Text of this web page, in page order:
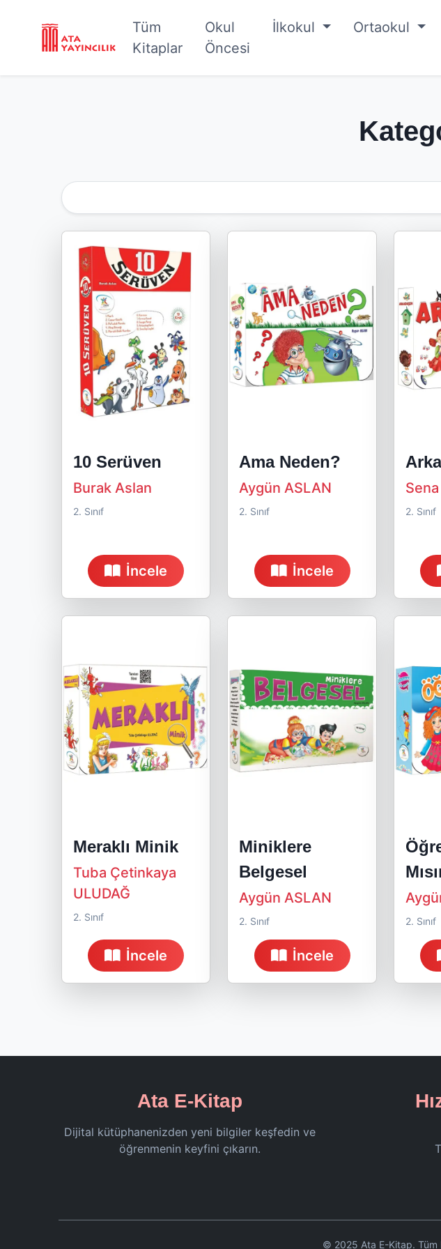
Tüm
Kitaplar
Okul
Öncesi
İlkokul Ortaokul
Kategoriye Göre Filtrele
10 Serüven
Burak Aslan
2. Sınıf
İncele
Ama Neden?
Aygün ASLAN
2. Sınıf
İncele
2. Sınıf
Meraklı Minik
Tuba Çetinkaya
ULUDAĞ
2. Sınıf
İncele
Miniklere
Belgesel
Aygün ASLAN
2. Sınıf
İncele
2. Sınıf
Ata E-Kitap
Dijital kütüphanenizden yeni bilgiler keşfedin ve
öğrenmenin keyfini çıkarın.
© 2025 Ata E-Kitap. Tüm